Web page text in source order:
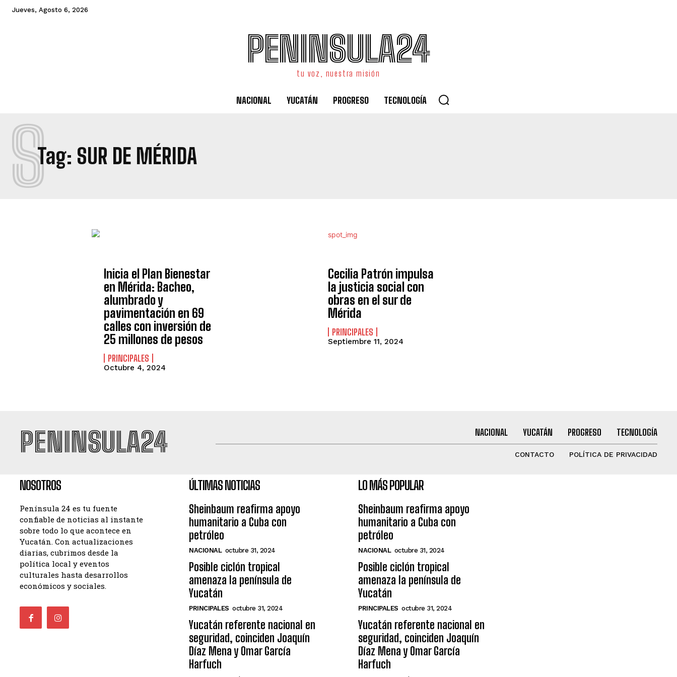
Jueves, Agosto 6, 2026
PENINSULA24
tu voz, nuestra misión
NACIONAL YUCATÁN PROGRESO TECNOLOGÍA
Tag: SUR DE MÉRIDA
S
Inicia el Plan Bienestar
en Mérida: Bacheo,
alumbrado y
pavimentación en 69
calles con inversión de
25 millones de pesos
PRINCIPALES
Octubre 4, 2024
Cecilia Patrón impulsa
la justicia social con
obras en el sur de
Mérida
PRINCIPALES
Septiembre 11, 2024
PENINSULA24 NACIONAL YUCATÁN PROGRESO TECNOLOGÍA
CONTACTO POLÍTICA DE PRIVACIDAD
NOSOTROS
Península 24 es tu fuente
confiable de noticias al instante
sobre todo lo que acontece en
Yucatán. Con actualizaciones
diarias, cubrimos desde la
política local y eventos
culturales hasta desarrollos
económicos y sociales.
ÚLTIMAS NOTICIAS
Sheinbaum reafirma apoyo
humanitario a Cuba con
petróleo
NACIONAL octubre 31, 2024
Posible ciclón tropical
amenaza la península de
Yucatán
PRINCIPALES octubre 31, 2024
Yucatán referente nacional en
seguridad, coinciden Joaquín
Díaz Mena y Omar García
Harfuch
LO MÁS POPULAR
Sheinbaum reafirma apoyo
humanitario a Cuba con
petróleo
NACIONAL octubre 31, 2024
Posible ciclón tropical
amenaza la península de
Yucatán
PRINCIPALES octubre 31, 2024
Yucatán referente nacional en
seguridad, coinciden Joaquín
Díaz Mena y Omar García
Harfuch